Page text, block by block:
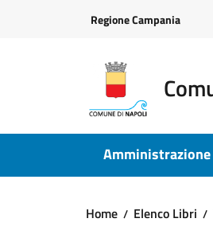
Regione Campania
Amministrazione
Home Elenco Libri